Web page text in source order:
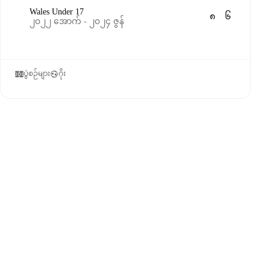
Wales Under 17
၂၀၂၂ အောက် - ၂၀၂၄ ဇွန်
၈ ၆
ပွဲစဉ်များ ဂိုး